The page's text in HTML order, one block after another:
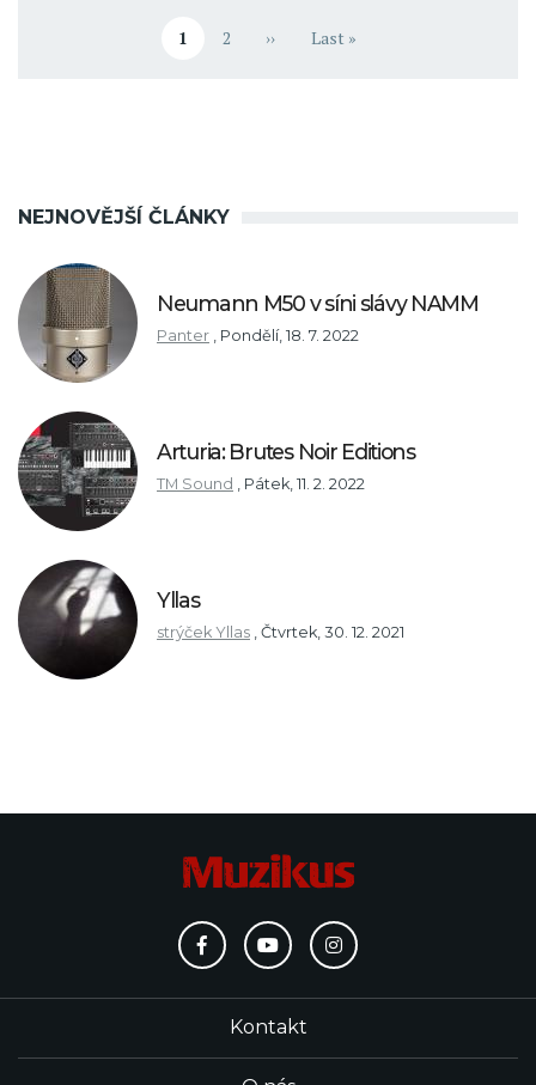
Aktuální stránka
1 Stránka
2 Následující stránka
›› Poslední stránka
Last »
NEJNOVĚJŠÍ ČLÁNKY
Neumann M50 v síni slávy NAMM
Panter , Pondělí, 18. 7. 2022
Arturia: Brutes Noir Editions
TM Sound , Pátek, 11. 2. 2022
Yllas
strýček Yllas , Čtvrtek, 30. 12. 2021
Kontakt